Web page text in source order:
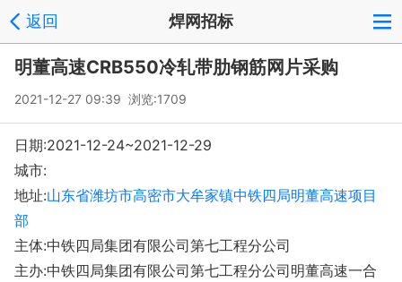
返回 焊网招标
明董高速CRB550冷轧带肋钢筋网片采购
2021-12-27 09:39 浏览:1709
日期:2021-12-24~2021-12-29
城市:
地址:山东省潍坊市高密市大牟家镇中铁四局明董高速项目
部
主体:中铁四局集团有限公司第七工程分公司
主办:中铁四局集团有限公司第七工程分公司明董高速一合